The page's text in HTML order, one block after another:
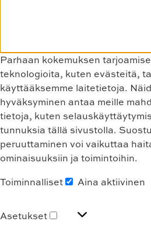
Parhaan kokemuksen
teknologioita, kuten evästeitä,
käyttääksemme laitetietoja.
hyväksyminen antaa meille
tietoja, kuten
tunnuksia tällä sivustolla.
peruuttaminen voi vaikuttaa
ominaisuuksiin ja toimintoihin.
Toiminnalliset
Aina aktiivinen
Asetukset